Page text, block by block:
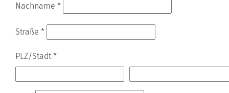
Nachname *
Straße *
PLZ/Stadt*